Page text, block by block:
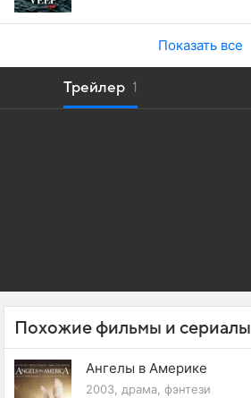
Показать все
Трейлер 1
Похожие фильмы и сериалы
Ангелы в Америке
2003, драма, фэнтези